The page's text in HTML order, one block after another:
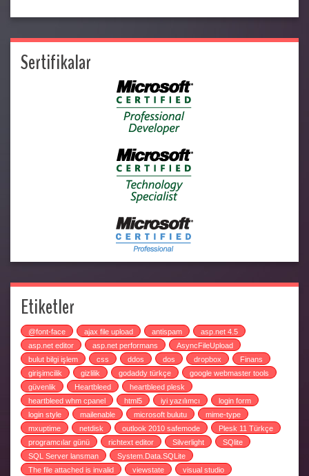
Sertifikalar
Etiketler
@font-face ajax file upload antispam
asp.net 4.5
asp.net editor
asp.net performans
AsyncFileUpload
bulut bilgi işlem
css ddos dos dropbox
Finans
girişimcilik
gizlilik godaddy türkçe
google webmaster tools
güvenlik
Heartbleed
heartbleed plesk
heartbleed whm cpanel
html5 iyi yazılımcı
login form
login style
mailenable microsoft bulutu
mime-type
mxuptime
netdisk outlook 2010 safemode
Plesk 11 Türkçe
programcılar günü
richtext editor Silverlight
SQlite
SQL Server lansman
System.Data.SQLite
The file attached is invalid
viewstate visual studio